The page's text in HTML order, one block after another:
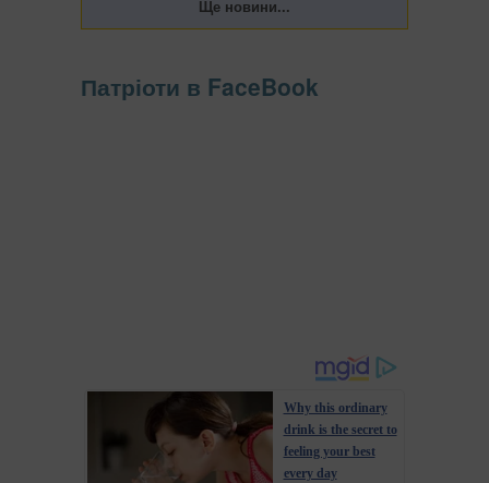
Патріоти в FaceBook
Why this ordinary
drink is the secret to
feeling your best
every day